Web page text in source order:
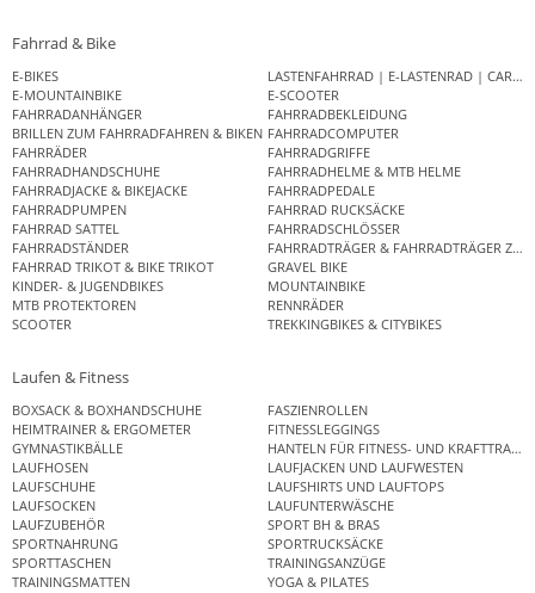
Fahrrad & Bike
E-BIKES
LASTENFAHRRAD | E-LASTENRAD |
E-MOUNTAINBIKE
E-SCOOTER
FAHRRADANHÄNGER
FAHRRADBEKLEIDUNG
BRILLEN ZUM FAHRRADFAHREN & BIKEN FAHRRADCOMPUTER
FAHRRÄDER
FAHRRADGRIFFE
FAHRRADHANDSCHUHE
FAHRRADHELME & MTB HELME
FAHRRADJACKE & BIKEJACKE
FAHRRADPEDALE
FAHRRADPUMPEN
FAHRRAD RUCKSÄCKE
FAHRRAD SATTEL
FAHRRADSCHLÖSSER
FAHRRADSTÄNDER
FAHRRADTRÄGER & FAHRRADTRÄGER
FAHRRAD TRIKOT & BIKE TRIKOT
GRAVEL BIKE
KINDER- & JUGENDBIKES
MOUNTAINBIKE
MTB PROTEKTOREN
RENNRÄDER
SCOOTER
TREKKINGBIKES & CITYBIKES
Laufen & Fitness
BOXSACK & BOXHANDSCHUHE
FASZIENROLLEN
HEIMTRAINER & ERGOMETER
FITNESSLEGGINGS
GYMNASTIKBÄLLE
HANTELN FÜR FITNESS- UND
LAUFHOSEN
LAUFJACKEN UND LAUFWESTEN
LAUFSCHUHE
LAUFSHIRTS UND LAUFTOPS
LAUFSOCKEN
LAUFUNTERWÄSCHE
LAUFZUBEHÖR
SPORT BH & BRAS
SPORTNAHRUNG
SPORTRUCKSÄCKE
SPORTTASCHEN
TRAININGSANZÜGE
TRAININGSMATTEN
YOGA & PILATES